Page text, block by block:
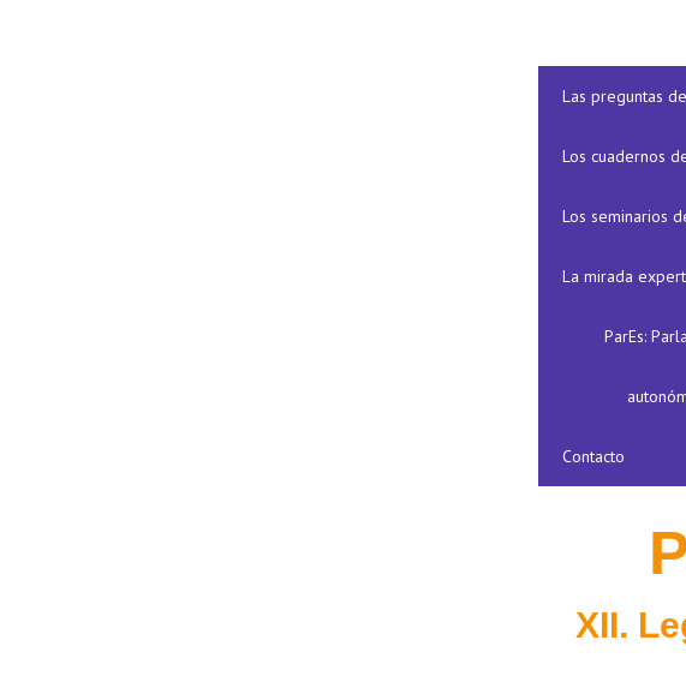
Las preguntas
Los cuadernos
Los seminarios
La mirada
ParEs:
Contacto
XII.